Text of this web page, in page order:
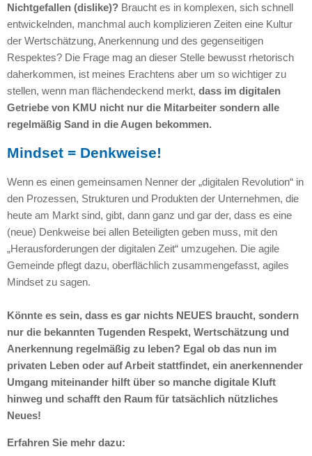
Nichtgefallen (dislike)?Braucht es in komplexen, sich schnell
entwickelnden, manchmal auch komplizieren Zeiten eine Kultur
der Wertschätzung, Anerkennung und des gegenseitigen
Respektes? Die Frage mag an dieser Stelle bewusst rhetorisch
daherkommen, ist meines Erachtens aber um so wichtiger zu
stellen, wenn man flächendeckend merkt, dass im digitalen
Getriebe von KMU nicht nur die Mitarbeiter sondern alle
regelmäßig Sand in die Augen bekommen.
Mindset = Denkweise!
Wenn es einen gemeinsamen Nenner der „digitalen Revolution“ in
den Prozessen, Strukturen und Produkten der Unternehmen, die
heute am Markt sind, gibt, dann ganz und gar der, dass es eine
(neue) Denkweise bei allen Beteiligten geben muss, mit den
„Herausforderungen der digitalen Zeit“ umzugehen. Die agile
Gemeinde pflegt dazu, oberflächlich zusammengefasst, agiles
Mindset zu sagen.
Könnte es sein, dass es gar nichts NEUES braucht, sondern
nur die bekannten Tugenden Respekt, Wertschätzung und
Anerkennung regelmäßig zu leben? Egal ob das nun im
privaten Leben oder auf Arbeit stattfindet, ein anerkennender
Umgang miteinander hilft über so manche digitale Kluft
hinweg und schafft den Raum für tatsächlich nützliches
Neues!
Erfahren Sie mehr dazu: